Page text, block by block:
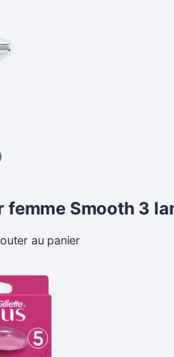
femme Smooth 3
au panier